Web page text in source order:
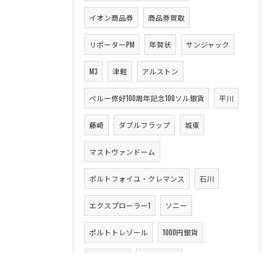
イオン商品券 商品券買取
リポーターPM 年賀状 サンジャック
M3 津軽 アルストン
ペルー修好100周年記念100ソル銀貨 平川
藤崎 ダブルフラップ 城東
マストヴァンドーム
ポルトフォイユ・クレマンス 石川
エクスプローラー1 ソニー
ポルトトレゾール 1000円銀貨